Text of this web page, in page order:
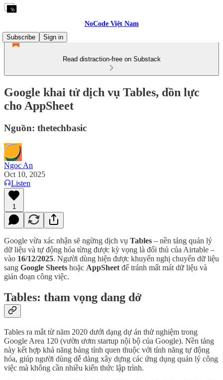
NoCode Việt Nam
Subscribe
Sign in
Read distraction-free on Substack
Google khai tử dịch vụ Tables, dồn lực
cho AppSheet
Nguồn: thetechbasic
Ngoc An
Oct 10, 2025
Listen
1
Google vừa xác nhận sẽ ngừng dịch vụ Tables – nền tảng quản lý
dữ liệu và tự động hóa từng được kỳ vọng là đối thủ của Airtable –
vào 16/12/2025. Người dùng hiện được khuyến nghị chuyển dữ liệu
sang Google Sheets hoặc AppSheet để tránh mất mát dữ liệu và
gián đoạn công việc.
Tables: tham vọng dang dở
Tables ra mắt từ năm 2020 dưới dạng dự án thử nghiệm trong
Google Area 120 (vườn ươm startup nội bộ của Google). Nền tảng
này kết hợp khả năng bảng tính quen thuộc với tính năng tự động
hóa, giúp người dùng dễ dàng xây dựng các ứng dụng quản lý công
việc mà không cần nhiều kiến thức lập trình.